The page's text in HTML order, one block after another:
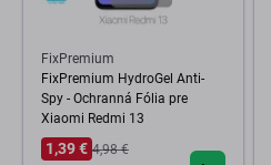
FixPremium
FixPremium HydroGel Anti-
Spy - Ochranná Fólia pre
Xiaomi Redmi 13
1,39 € 4,98 €